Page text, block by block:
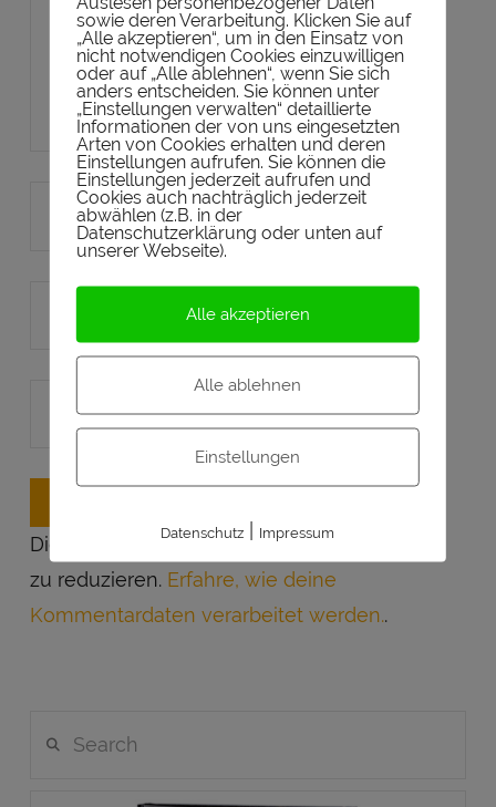
Diese Seite verwendet Akismet, um Spam
zu reduzieren. Erfahre, wie deine
Kommentardaten verarbeitet werden..
sowie deren Verarbeitung. Klicken Sie auf
„Alle akzeptieren“, um in den Einsatz von
nicht notwendigen Cookies einzuwilligen
oder auf „Alle ablehnen“, wenn Sie sich
anders entscheiden. Sie können unter
„Einstellungen verwalten“ detaillierte
Informationen der von uns eingesetzten
Arten von Cookies erhalten und deren
Einstellungen aufrufen. Sie können die
Einstellungen jederzeit aufrufen und
Cookies auch nachträglich jederzeit
abwählen (z.B. in der
Datenschutzerklärung oder unten auf
unserer Webseite).
Alle akzeptieren
Alle ablehnen
Einstellungen
Datenschutz Impressum